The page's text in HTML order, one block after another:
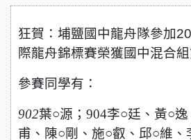
狂賀：埔鹽國中龍舟隊參加
際龍舟錦標賽榮獲國中混合組
參賽同學有：
902葉○源；904李○廷、黃○
甫、陳○剛、施○叡、邱○維、